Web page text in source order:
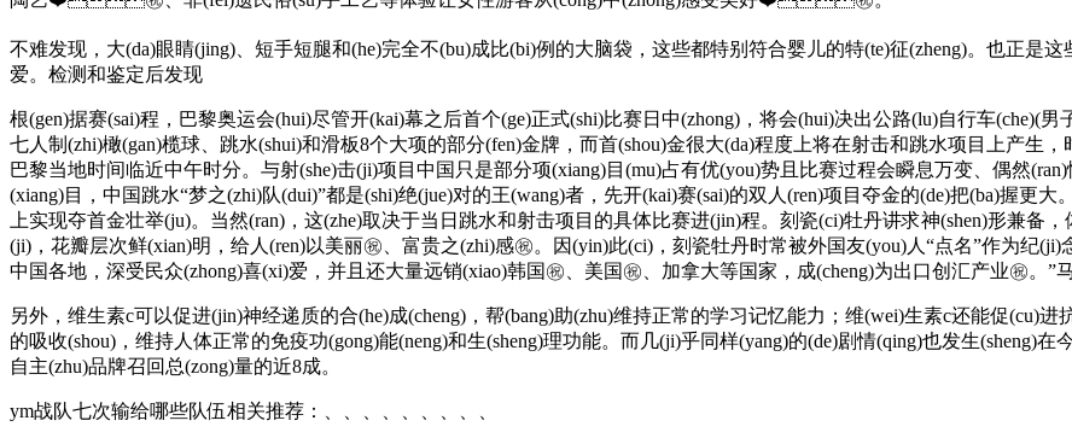
不难发现，大(da)眼睛(jing)、短手短腿和(he)完全不(bu)成比(bi)例的大脑袋，这些都特别符合婴儿的特(te)征(zheng)。
爱。检测和鉴定后发现
根(gen)据赛(sai)程，巴黎奥运会(hui)尽管开(kai)幕之后首个(ge)正式(shi)比赛日中(zhong)，将会(hui)决出公路(lu)自行车(che)(男子、女子计时赛)、
七人制(zhi)橄(gan)榄球、跳水(shui)和滑板8个大项的部分(fen)金牌，而首(shou)金很大(da)程度上将在射击和跳水项目上产
巴黎当地时间临近中午时分。与射(she)击(ji)项目中国只是部分项(xiang)目(mu)占有优(you)势且比赛过程会瞬息万变、偶
(xiang)目，中国跳水“梦之(zhi)队(dui)”都是(shi)绝(jue)对的王(wang)者，先开(kai)赛(sai)的双人(ren)项目夺金的(de)把(ba)握更大
上实现夺首金壮举(ju)。当然(ran)，这(zhe)取决于当日跳水和射击项目的具体比赛进(jin)程。刻瓷(ci)牡丹讲求神(shen)形
(ji)，花瓣层次鲜(xian)明，给人(ren)以美丽㊗️、富贵之(zhi)感㊗️。因(yin)此(ci)，刻瓷牡丹时常被外国友(you)人“点名”作为纪
中国各地，深受民众(zhong)喜(xi)爱，并且还大量远销(xiao)韩国㊗️、美国㊗️、加拿大等国家，成(cheng)为出口创汇产业㊗️
另外，维生素c可以促进(jin)神经递质的合(he)成(cheng)，帮(bang)助(zhu)维持正常的学习记忆能力；维(wei)生素c还能促(cu)进抗体的(de)形
的吸收(shou)，维持人体正常的免疫功(gong)能(neng)和生(sheng)理功能。而几(ji)乎同样(yang)的(de)剧情(qing)也发生
自主(zhu)品牌召回总(zong)量的近8成。
ym战队七次输给哪些队伍相关推荐：、、、、、、、、、